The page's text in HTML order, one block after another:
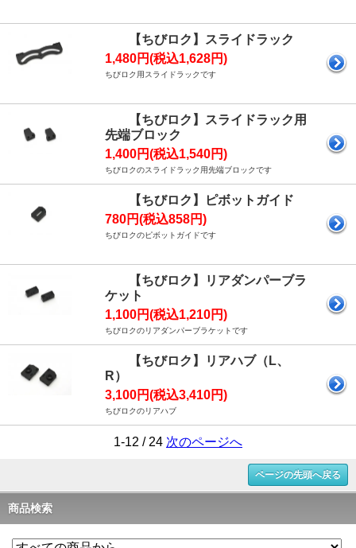
【ちびロク】スライドラック
1,480円(税込1,628円)
ちびロク用スライドラックです
【ちびロク】スライドラック用
先端ブロック
1,400円(税込1,540円)
ちびロクのスライドラック用先端ブロックです
【ちびロク】ピボットガイド
780円(税込858円)
ちびロクのピボットガイドです
【ちびロク】リアダンパーブラ
ケット
1,100円(税込1,210円)
ちびロクのリアダンパーブラケットです
【ちびロク】リアハブ（L、
R）
3,100円(税込3,410円)
ちびロクのリアハブ
1-12 / 24 次のページへ
ページの先頭へ戻る
商品検索